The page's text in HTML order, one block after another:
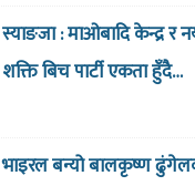
स्याङजा : माओबादि केन्द्र र
शक्ति बिच पार्टी एकता हुँदै…
भाइरल बन्यो बालकृष्ण